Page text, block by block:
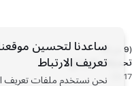
(9 من 9)
تحديثات البرامج
02:17
ساعدنا لتحسين
تعريف الارتباط
نحن نستخدم ملفات تعريف